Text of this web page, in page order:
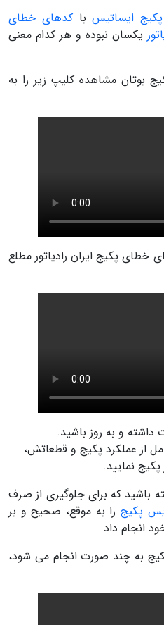
ایساتیسباکدهای خطای
یکسان نبوده و هر کدام معنی
بوتان مشاهده کلیپ زیر را به
خطای پکیج ایران رادیاتور مطلع
داشته و به روز باشید.
از عملکرد پکیج و قطعاتش،
نمایید.
باشید که برای جلوگیری از صرف
پکیج را به موقع، صحیح و بر
انجام داد.
به چند صورت انجام می شود،